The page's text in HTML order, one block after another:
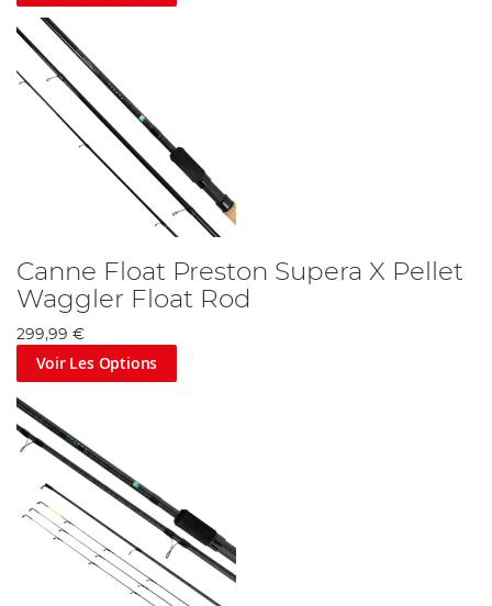
Canne Float Preston Supera X Pellet
Waggler Float Rod
299,99 €
Voir Les Options